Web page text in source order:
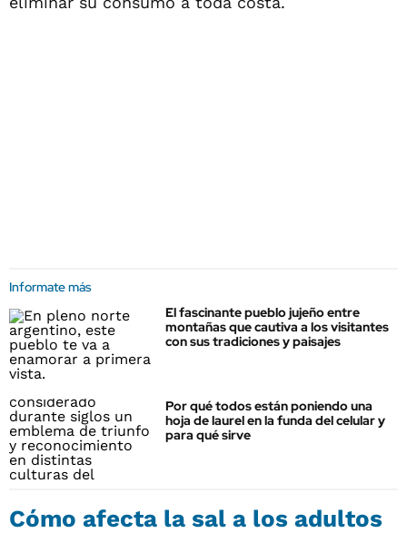
Informate más
El fascinante pueblo jujeño entre
montañas que cautiva a los visitantes
con sus tradiciones y paisajes
Por qué todos están poniendo una
hoja de laurel en la funda del celular y
para qué sirve
Cómo afecta la sal a los adultos